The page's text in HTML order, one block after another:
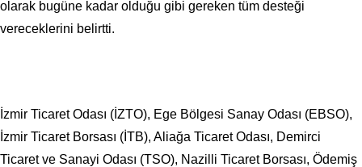
olarak bugüne kadar olduğu gibi gereken tüm desteği
vereceklerini belirtti.
İzmir Ticaret Odası (İZTO), Ege Bölgesi Sanay Odası (EBSO),
İzmir Ticaret Borsası (İTB), Aliağa Ticaret Odası, Demirci
Ticaret ve Sanayi Odası (TSO), Nazilli Ticaret Borsası, Ödemiş